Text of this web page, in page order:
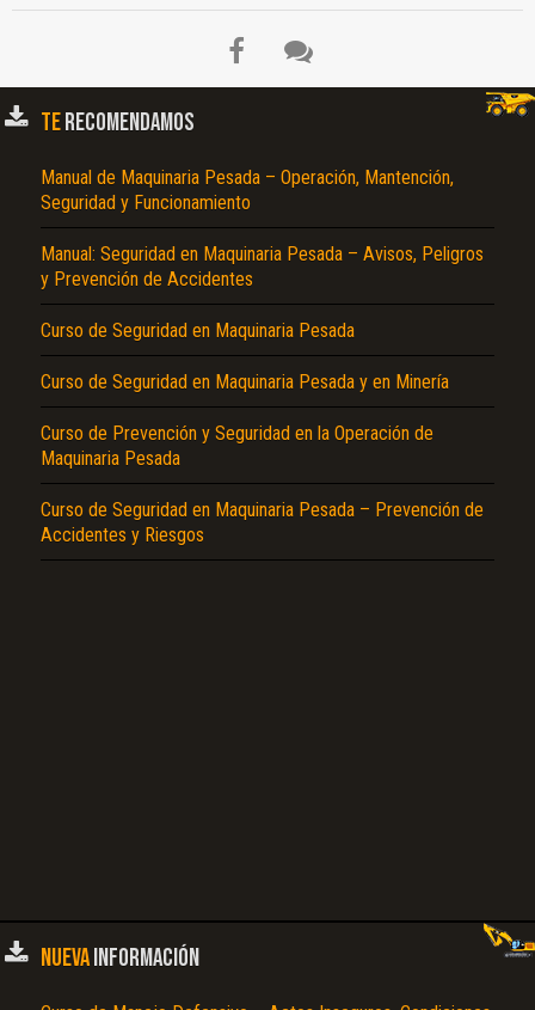
TERECOMENDAMOS
Manual de Maquinaria Pesada – Operación, Mantención,
Seguridad y Funcionamiento
Manual: Seguridad en Maquinaria Pesada – Avisos, Peligros
y Prevención de Accidentes
Curso de Seguridad en Maquinaria Pesada
Curso de Seguridad en Maquinaria Pesada y en Minería
Curso de Prevención y Seguridad en la Operación de
Maquinaria Pesada
Curso de Seguridad en Maquinaria Pesada – Prevención de
Accidentes y Riesgos
NUEVAINFORMACIÓN
El Título es incorrecto según el contenido.
Texto o Imagen de portada son erróneos.
No carga o no se visualiza el contenido.